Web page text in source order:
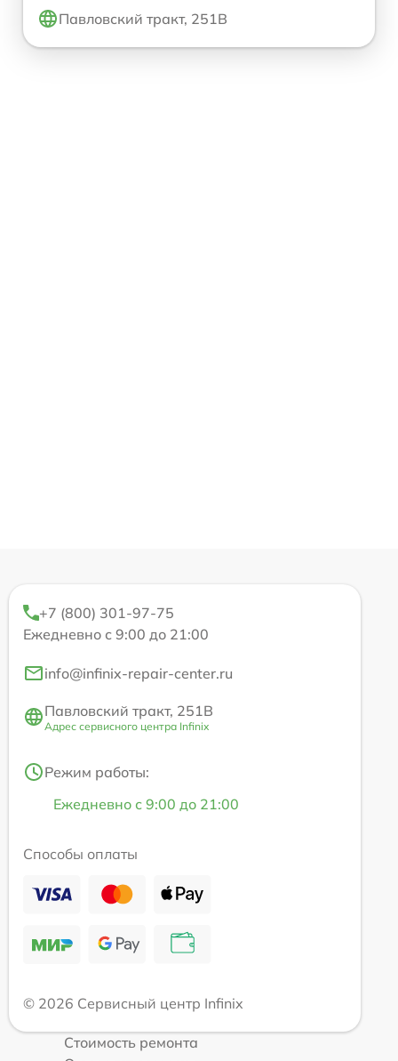
Павловский тракт, 251В
+7 (800) 301-97-75
Ежедневно с 9:00 до 21:00
info@infinix-repair-center.ru
Павловский тракт, 251В
Адрес сервисного центра Infinix
Режим работы:
Ежедневно с 9:00 до 21:00
Способы оплаты
© 2026 Сервисный центр Infinix
Стоимость ремонта